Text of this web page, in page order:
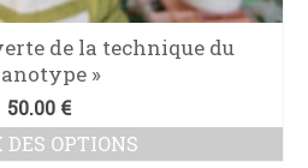
de la technique du
»
50.00 €
DES OPTIONS